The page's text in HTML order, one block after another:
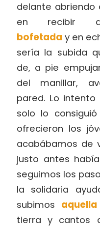
delante abriendo
en recibir
bofetada y en
sería la subida
de, a pie
del manillar,
pared. Lo
solo lo
ofrecieron los
acabábamos de
justo antes
seguimos los
la solidaria
subimos
tierra y cantos